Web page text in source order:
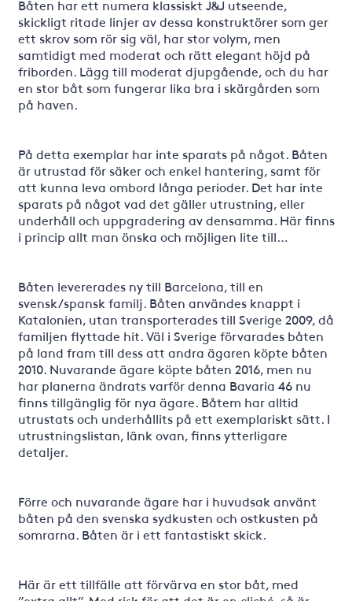
Båten har ett numera klassiskt J&J utseende,
skickligt ritade linjer av dessa konstruktörer som ger
ett skrov som rör sig väl, har stor volym, men
samtidigt med moderat och rätt elegant höjd på
friborden. Lägg till moderat djupgående, och du har
en stor båt som fungerar lika bra i skärgården som
på haven.
På detta exemplar har inte sparats på något. Båten
är utrustad för säker och enkel hantering, samt för
att kunna leva ombord långa perioder. Det har inte
sparats på något vad det gäller utrustning, eller
underhåll och uppgradering av densamma. Här finns
i princip allt man önska och möjligen lite till…
Båten levererades ny till Barcelona, till en
svensk/spansk familj. Båten användes knappt i
Katalonien, utan transporterades till Sverige 2009, då
familjen flyttade hit. Väl i Sverige förvarades båten
på land fram till dess att andra ägaren köpte båten
2010. Nuvarande ägare köpte båten 2016, men nu
har planerna ändrats varför denna Bavaria 46 nu
finns tillgänglig för nya ägare. Båtem har alltid
utrustats och underhållits på ett exemplariskt sätt. I
utrustningslistan, länk ovan, finns ytterligare
detaljer.
Förre och nuvarande ägare har i huvudsak använt
båten på den svenska sydkusten och ostkusten på
somrarna. Båten är i ett fantastiskt skick.
Här är ett tillfälle att förvärva en stor båt, med